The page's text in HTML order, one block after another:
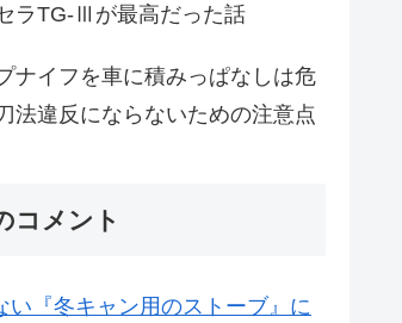
ラTG-Ⅲが最高だった話
ナイフを車に積みっぱなしは危
法違反にならないための注意点
コメント
い『冬キャン用のストーブ』に